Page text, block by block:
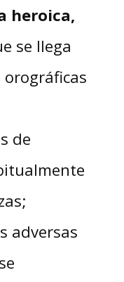
heroica,
se llega
de
adversas